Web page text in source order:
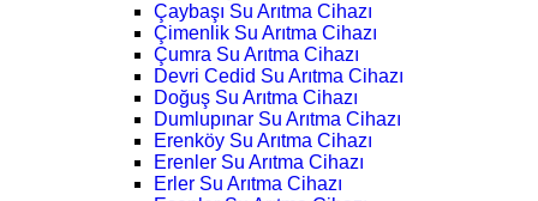
Çaybaşı Su Arıtma Cihazı
Çimenlik Su Arıtma Cihazı
Çumra Su Arıtma Cihazı
Devri Cedid Su Arıtma Cihazı
Doğuş Su Arıtma Cihazı
Dumlupınar Su Arıtma Cihazı
Erenköy Su Arıtma Cihazı
Erenler Su Arıtma Cihazı
Erler Su Arıtma Cihazı